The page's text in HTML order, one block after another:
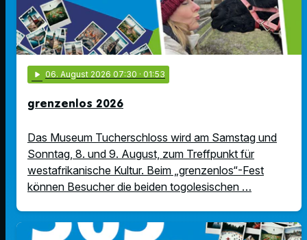
play_arrow 06. August 2026 07:30 · 01:53
grenzenlos 2026
Das Museum Tucherschloss wird am Samstag und
Sonntag, 8. und 9. August, zum Treffpunkt für
westafrikanische Kultur. Beim „grenzenlos“-Fest
können Besucher die beiden togolesischen …